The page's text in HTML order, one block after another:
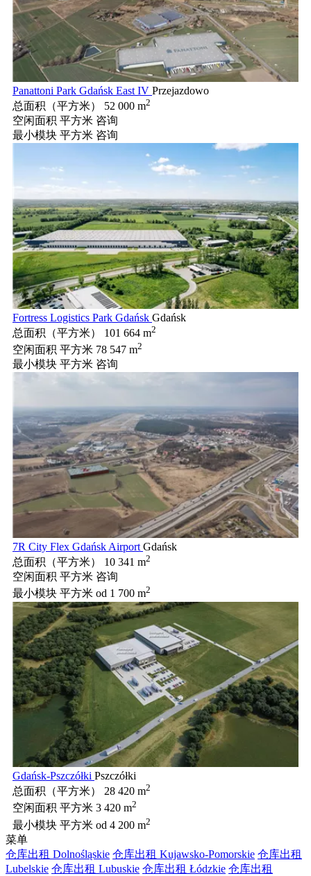
Panattoni Park Gdańsk East IV Przejazdowo
总面积（平方米）
52 000 m2
空闲面积 平方米 咨询
最小模块 平方米 咨询
Fortress Logistics Park Gdańsk Gdańsk
总面积（平方米）
101 664 m2
空闲面积 平方米 78 547 m2
最小模块 平方米 咨询
7R City Flex Gdańsk Airport Gdańsk
总面积（平方米）
10 341 m2
空闲面积 平方米 咨询
最小模块 平方米 od 1 700 m2
Gdańsk-Pszczółki Pszczółki
总面积（平方米）
28 420 m2
空闲面积 平方米 3 420 m2
最小模块 平方米 od 4 200 m2
菜单
仓库出租 Dolnośląskie 仓库出租 Kujawsko-Pomorskie 仓库出租
Lubelskie 仓库出租 Lubuskie 仓库出租 Łódzkie 仓库出租